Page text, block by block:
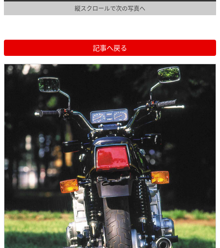
縦スクロールで次の写真へ
記事へ戻る